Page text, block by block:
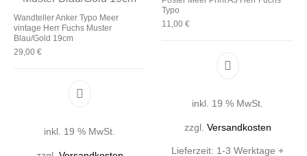
Wandteller Anker Typo Meer
vintage Herr Fuchs Muster
Blau/Gold 19cm
29,00 €
inkl. 19 % MwSt.
Typo
11,00 €
inkl. 19 % MwSt.
zzgl. Versandkosten
Lieferzeit: 1-3 Werktage +